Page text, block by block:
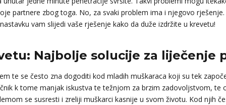
partnere zbog toga. No, za svaki problem ima i njegovo
vam slijedi vaše rješenje kako da duže izdržite u krevetu!
Najbolje solucije za liječenje
te se često zna dogoditi kod mladih muškaraca koji su tek
k tome manjak iskustva te težnjom za brzim zadovoljstvom, te
se susresti i zreliji muškarci kasnije u svom životu. Kod njih